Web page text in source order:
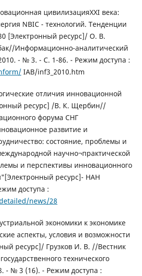
цивилизацияXXI века:
NBIC - технологий. Тенденции
[Электронный ресурс]/ О. В.
Информационно-аналитический
- № 3. - С. 1-86. - Режим доступа :
IAB/inf3_2010.htm
отличия инновационной
ресурс] /В. К. Щербин//
форума СНГ
развитие и
состояние, проблемы и
научно¬практической
и перспективы инновационного
ресурс]- НАН
доступа :
news/28
экономики к экономике
аспекты, условия и возможности
ресурс]/ Грузков И. В. //Вестник
технического
- № 3 (16). - Режим доступа :